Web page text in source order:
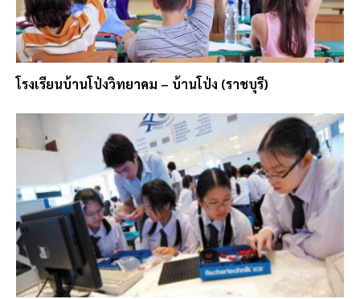
โรงเรียนบ้านโป่งวิทยาคม – บ้านโป่ง (ราชบุรี)